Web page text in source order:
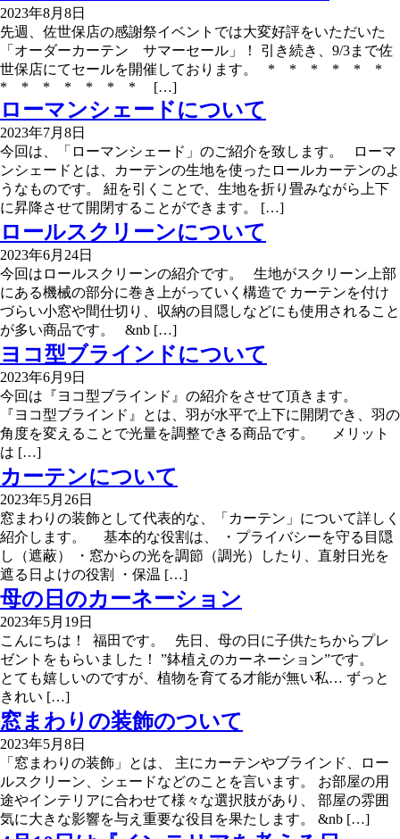
2023年8月8日
先週、佐世保店の感謝祭イベントでは大変好評をいただいた
「オーダーカーテン サマーセール」！ 引き続き、9/3まで佐
世保店にてセールを開催しております。 * * * * * *
* * * * * * * […]
ローマンシェードについて
2023年7月8日
今回は、「ローマンシェード」のご紹介を致します。 ローマ
ンシェードとは、カーテンの生地を使ったロールカーテンのよ
うなものです。 紐を引くことで、生地を折り畳みながら上下
に昇降させて開閉することができます。 […]
ロールスクリーンについて
2023年6月24日
今回はロールスクリーンの紹介です。 生地がスクリーン上部
にある機械の部分に巻き上がっていく構造で カーテンを付け
づらい小窓や間仕切り、収納の目隠しなどにも使用されること
が多い商品です。 &nb […]
ヨコ型ブラインドについて
2023年6月9日
今回は『ヨコ型ブラインド』の紹介をさせて頂きます。
『ヨコ型ブラインド』とは、羽が水平で上下に開閉でき、羽の
角度を変えることで光量を調整できる商品です。 メリット
は […]
カーテンについて
2023年5月26日
窓まわりの装飾として代表的な、「カーテン」について詳しく
紹介します。 基本的な役割は、 ・プライバシーを守る目隠
し（遮蔽） ・窓からの光を調節（調光）したり、直射日光を
遮る日よけの役割 ・保温 […]
母の日のカーネーション
2023年5月19日
こんにちは！ 福田です。 先日、母の日に子供たちからプレ
ゼントをもらいました！ ”鉢植えのカーネーション”です。
とても嬉しいのですが、植物を育てる才能が無い私… ずっと
きれい […]
窓まわりの装飾のついて
2023年5月8日
「窓まわりの装飾」とは、 主にカーテンやブラインド、ロー
ルスクリーン、シェードなどのことを言います。 お部屋の用
途やインテリアに合わせて様々な選択肢があり、 部屋の雰囲
気に大きな影響を与え重要な役目を果たします。 &nb […]